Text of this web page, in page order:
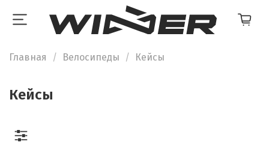
Главная Велосипеды Кейсы
Кейсы